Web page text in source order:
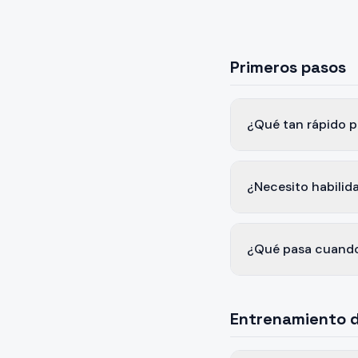
Primeros pasos
¿Qué tan rápido
¿Necesito
¿Qué pasa
Entrenamiento